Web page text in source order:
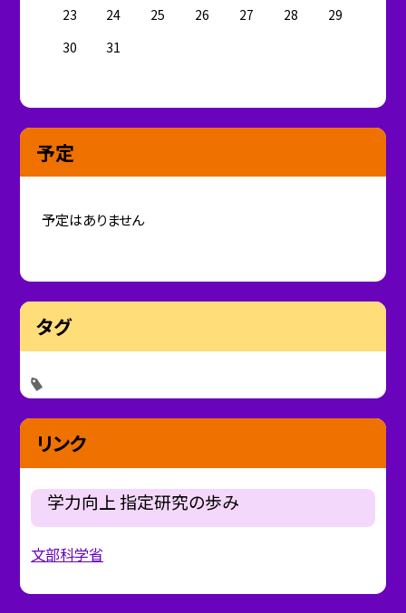
23
24 25 26 27 28
29
30
31
予定
予定はありません
タグ
リンク
学力向上 指定研究の歩み
文部科学省